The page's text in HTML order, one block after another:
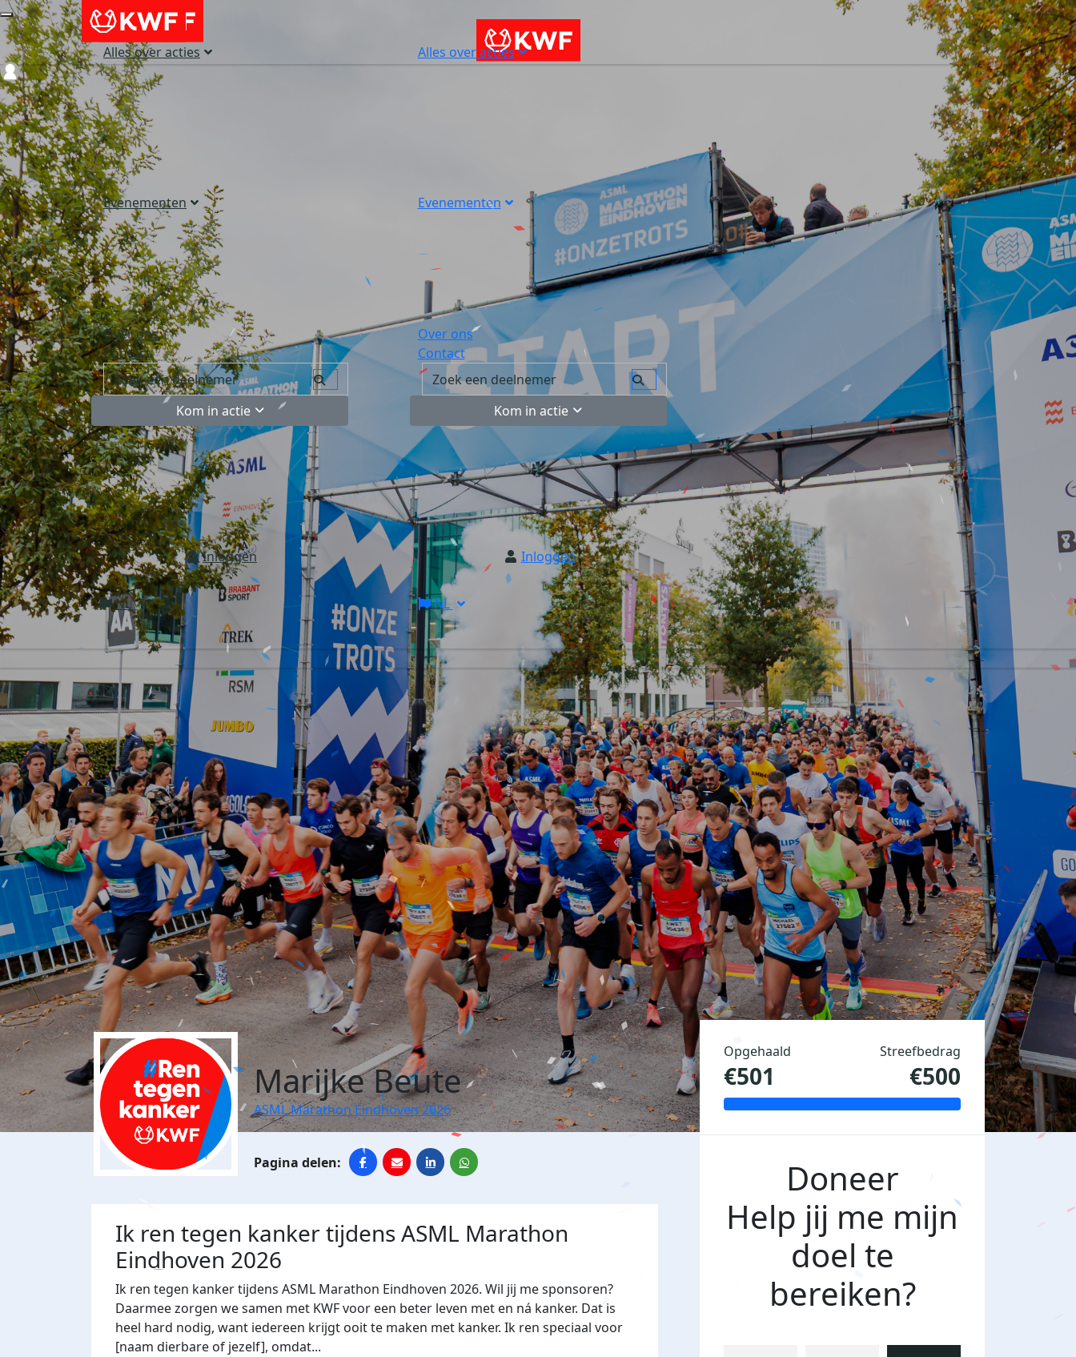
Alles over acties
Evenementen
Over ons
Contact
Kom in actie
Inloggen
NL
Alles over acties
Evenementen
Over ons
Contact
Kom in actie
Inloggen
NL
Login
Marijke Beute
ASML Marathon Eindhoven 2026
Ik ren tegen kanker tijdens ASML Marathon
Eindhoven 2026
Ik ren tegen kanker tijdens ASML Marathon Eindhoven 2026. Wil jij me sponsoren?
Daarmee zorgen we samen met KWF voor een beter leven met en ná kanker. Dat is
heel hard nodig, want iedereen krijgt ooit te maken met kanker. Ik ren speciaal voor
[naam dierbare of jezelf], omdat...
Opgehaald
€501
Streefbedrag
€500
Doneer
Help jij me mijn
doel te
bereiken?